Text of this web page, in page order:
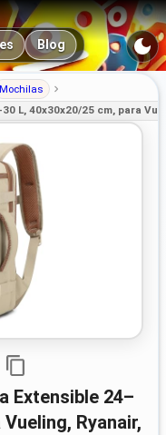
Blog
Mochilas
L, 40x30x20/25 cm, para
Ryanair,